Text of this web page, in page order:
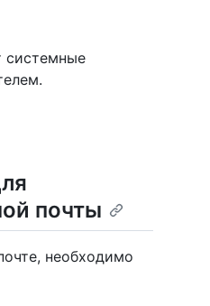
системные
почты
необходимо